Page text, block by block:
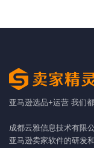
亚马逊选品+运营 我们
成都云雅信息技术有限
亚马逊卖家软件的研发